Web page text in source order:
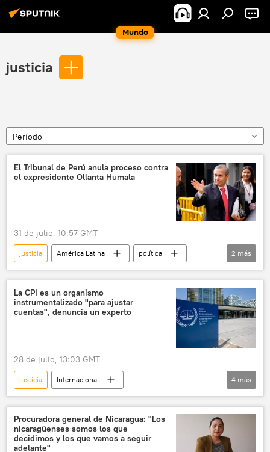
Mundo
justicia
Período
El Tribunal de Perú anula proceso contra
el expresidente Ollanta Humala
31 de julio, 10:57 GMT
justicia América Latina
política
Ollanta Humala
Perú
2 más
La CPI es un organismo
instrumentalizado "para ajustar
cuentas", denuncia un experto
28 de julio, 13:03 GMT
justicia
Internacional
Corte Penal Internacional (CPI)
República de Chad
🌍 África
💬 Opinión y Análisis
4 más
Procuradora general de Nicaragua: "Los
nicaragüenses somos los que
decidimos y los que vamos a seguir
adelante"